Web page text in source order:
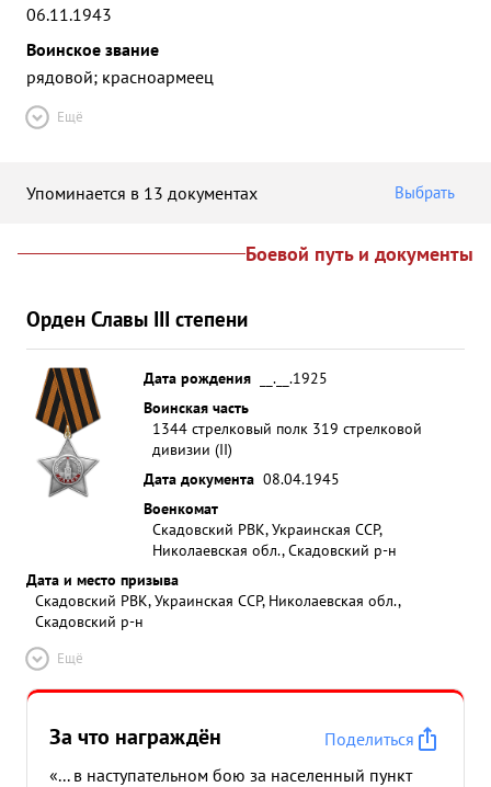
06.11.1943
Воинское звание
рядовой; красноармеец
Ещё
Упоминается в 13 документах Выбрать
Боевой путь и документы
Орден Славы III степени
Дата рождения
__.__.1925
Воинская часть
1344 стрелковый полк 319 стрелковой
дивизии (II)
Дата документа 08.04.1945
Военкомат
Скадовский РВК, Украинская ССР,
Николаевская обл., Скадовский р-н
Дата и место призыва
Скадовский РВК, Украинская ССР, Николаевская обл.,
Скадовский р-н
Ещё
За что награждён
Поделиться
«... в наступательном бою за населенный пункт